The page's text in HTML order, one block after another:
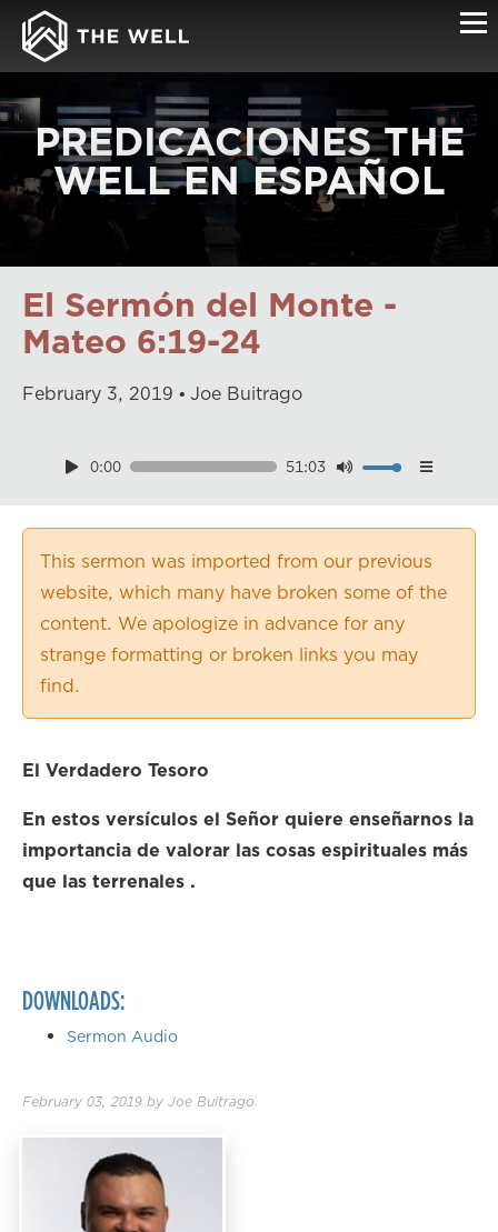
PREDICACIONES THE
WELL EN ESPAÑOL
El Sermón del Monte -
Mateo 6:19-24
February 3, 2019 Joe Buitrago
0:00 51:03Download
0.75×
1.00×
1.25×
1.75×
This sermon was imported from our previous
website, which many have broken some of the
content. We apologize in advance for any
strange formatting or broken links you may
find.
El Verdadero Tesoro
En estos versículos el Señor quiere enseñarnos la
importancia de valorar las cosas espirituales más
que las terrenales .
DOWNLOADS:
Sermon Audio
February 03, 2019 by Joe Buitrago